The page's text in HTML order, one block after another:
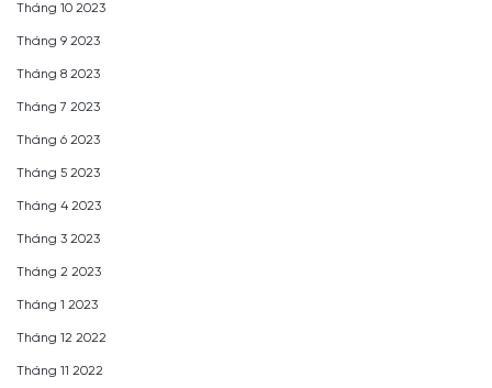
Tháng 10 2023
Tháng 9 2023
Tháng 8 2023
Tháng 7 2023
Tháng 6 2023
Tháng 5 2023
Tháng 4 2023
Tháng 3 2023
Tháng 2 2023
Tháng 1 2023
Tháng 12 2022
Tháng 11 2022